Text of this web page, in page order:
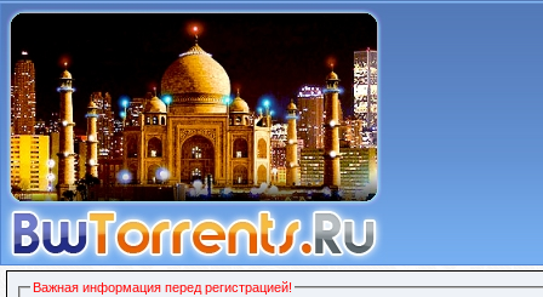
Важная информация перед регистрацией!